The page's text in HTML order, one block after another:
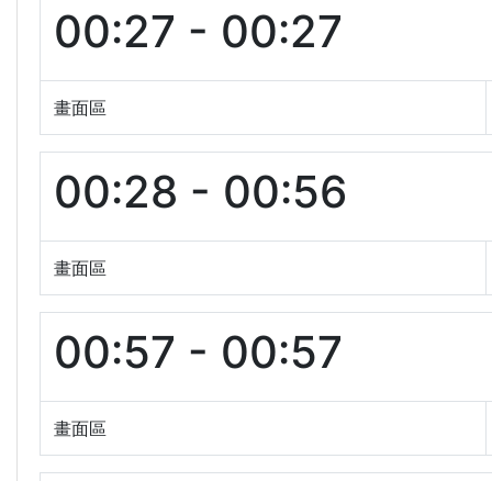
00:27 - 00:27
畫面區
00:28 - 00:56
畫面區
00:57 - 00:57
畫面區